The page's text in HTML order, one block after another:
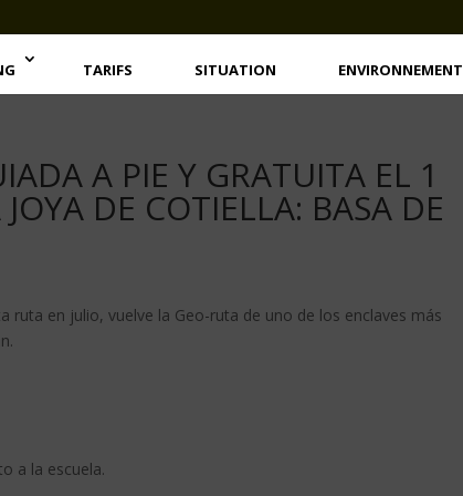
TARIFS SITUATION ENVIRONNEMENT
A PIE Y GRATUITA EL 1
DE COTIELLA: BASA DE
en julio, vuelve la Geo-ruta de uno de los enclaves más
a la escuela.